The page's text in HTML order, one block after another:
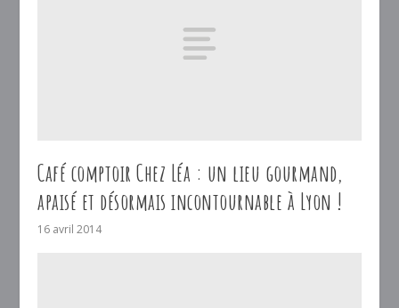
Café comptoir Chez Léa : un lieu gourmand,
apaisé et désormais incontournable à Lyon !
16 avril 2014